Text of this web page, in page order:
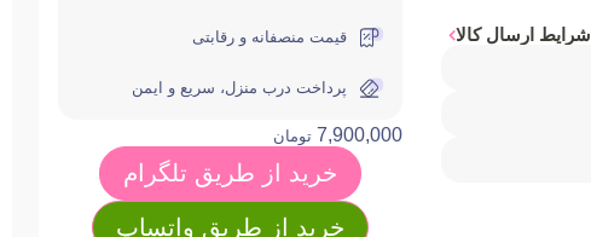
شرایط ارسال کالا قیمت منصفانه و رقابتی
پرداخت درب منزل، سریع و ایمن
7,900,000 تومان
خرید از طریق تلگرام
خرید از طریق واتساپ